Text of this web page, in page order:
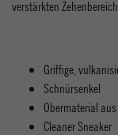
verstärkten
Griffige,
Schnürsenkel
Obermaterial
Cleaner Sneaker